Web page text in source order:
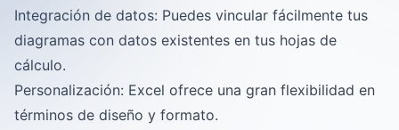
Integración de datos: Puedes vincular fácilmente tus
diagramas con datos existentes en tus hojas de
cálculo.
Personalización: Excel ofrece una gran flexibilidad en
términos de diseño y formato.